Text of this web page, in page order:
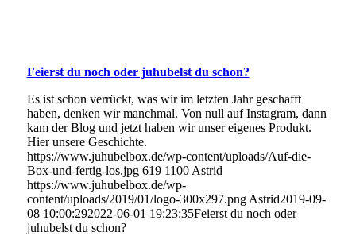
Feierst du noch oder juhubelst du schon?
Es ist schon verrückt, was wir im letzten Jahr geschafft
haben, denken wir manchmal. Von null auf Instagram, dann
kam der Blog und jetzt haben wir unser eigenes Produkt.
Hier unsere Geschichte.
https://www.juhubelbox.de/wp-content/uploads/Auf-die-
Box-und-fertig-los.jpg 619 1100 Astrid
https://www.juhubelbox.de/wp-
content/uploads/2019/01/logo-300x297.png Astrid2019-09-
08 10:00:292022-06-01 19:23:35Feierst du noch oder
juhubelst du schon?